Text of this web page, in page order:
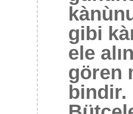
gibi
ele
gören
bindir.